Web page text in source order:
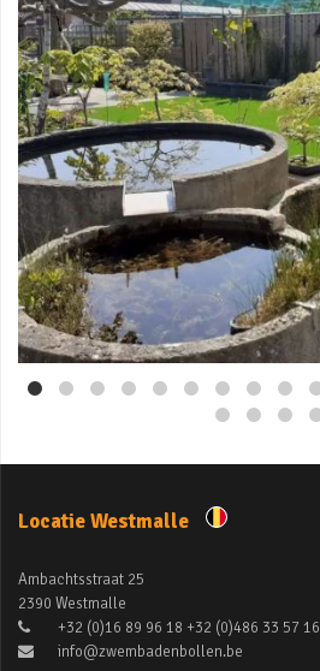
Mei 3
Locatie Westmalle
Ambachtsstraat 25
2390 Westmalle
+32 (0)16 89 96 18 +32 (0)486 33 57 16
info@zwembadenbollen.be